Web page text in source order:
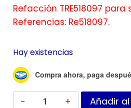
Refacción TRE518097
Referencias: Re518097.
Hay existencias
Compra ahora, paga
Añadir